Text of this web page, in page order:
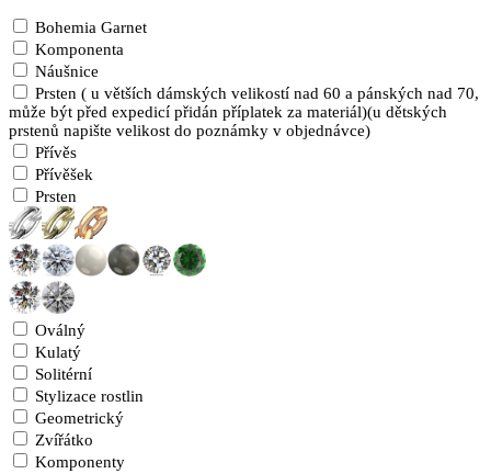
Bohemia Garnet
Komponenta
Náušnice
Prsten ( u větších dámských velikostí nad 60 a pánských nad 70,
může být před expedicí přidán příplatek za materiál)(u dětských
prstenů napište velikost do poznámky v objednávce)
Přívěs
Přívěšek
Prsten
Oválný
Kulatý
Solitérní
Stylizace rostlin
Geometrický
Zvířátko
Komponenty